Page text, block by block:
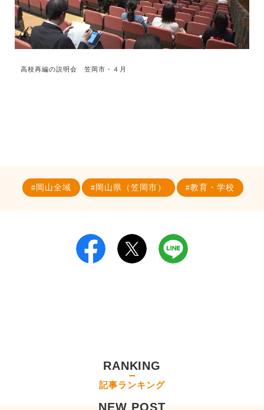
高校再編の説明会 笠岡市・４月
岡山全域 岡山県（笠岡市） 教育・学校
RANKING
記事ランキング
NEW POST